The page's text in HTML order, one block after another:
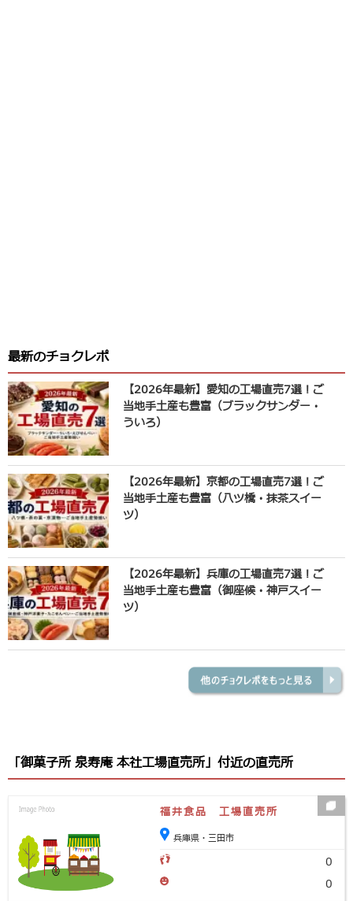
最新のチョクレポ
【2026年最新】愛知の工場直売7選！ご
当地手土産も豊富（ブラックサンダー・
ういろ）
【2026年最新】京都の工場直売7選！ご
当地手土産も豊富（八ツ橋・抹茶スイー
ツ）
【2026年最新】兵庫の工場直売7選！ご
当地手土産も豊富（御座候・神戸スイー
ツ）
「御菓子所 泉寿庵 本社工場直売所」付近の直売所
福井食品 工場直売所
兵庫県・三田市
0
0